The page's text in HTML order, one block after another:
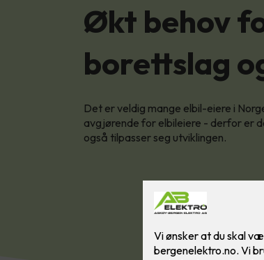
Økt behov
borettslag
Det er veldig mange elbil-eiere i
avgjørende for elbileiere - derfor er
også tilpasser seg utviklingen.